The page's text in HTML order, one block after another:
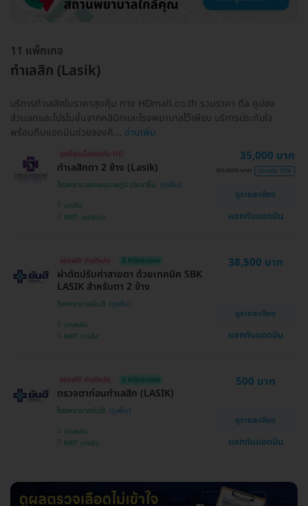
11 แพ็กเกจ
ทำเลสิก (Lasik)
บริการทำเลสิกในราคาสุดคุ้ม ทาง HDmall.co.th รวมราคา ดีล คูปอง
ส่วนลดและโปรโมชั่นจากคลินิกและโรงพยาบาลไว้เพียบ บริการประทับใจ
พร้อมทีมแอดมินช่วยจองคิ... อ่านเพิ่ม
ถูกที่สุดเมื่อจองกับ HD
ทำเลสิกตา 2 ข้าง (Lasik)
โรงพยาบาลเกษมราษฎร์ ประชาชื่น
บางซื่อ
MRT วงศ์สว่าง
35,000 บาท
39,000 บาท ประหยัด 10%
ดูรายละเอียด
แชทกับแอดมิน
จองฟรี! จ่ายทีหลัง มี HDreview
ผ่าตัดปรับค่าสายตา ด้วยเทคนิค SBK
LASIK สำหรับตา 2 ข้าง
โรงพยาบาลยันฮี
บางพลัด
MRT บางอ้อ
38,500 บาท
ดูรายละเอียด
แชทกับแอดมิน
จองฟรี! จ่ายทีหลัง มี HDreview
ตรวจตาก่อนทำเลสิก (LASIK)
โรงพยาบาลยันฮี
บางพลัด
MRT บางอ้อ
500 บาท
ดูรายละเอียด
แชทกับแอดมิน